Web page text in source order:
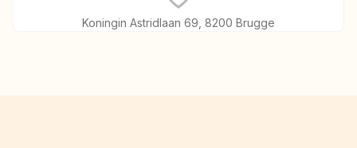
Koningin Astridlaan 69, 8200 Brugge